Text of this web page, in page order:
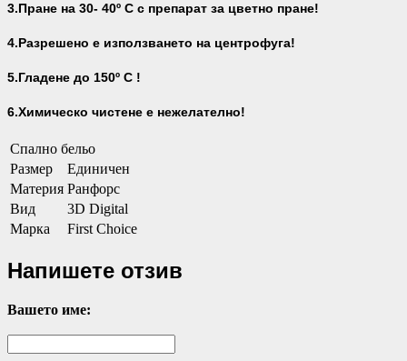
3.Пране на 30- 40º С с препарат за цветно пране!
4.Разрешено е използването на центрофуга!
5.Гладене до 150º С !
6.Химическо чистене е нежелателно!
Спално бельо
Размер
Единичен
Материя Ранфорс
Вид
3D Digital
Марка
First Choice
Напишете отзив
Вашето име: